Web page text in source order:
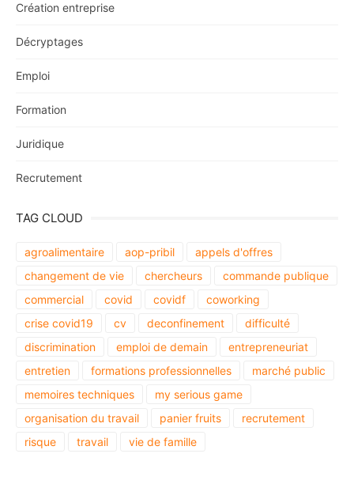
Création entreprise
Décryptages
Emploi
Formation
Juridique
Recrutement
TAG CLOUD
agroalimentaire aop-pribil
appels d'offres
changement de vie
chercheurs
commande publique
commercial
covid covidf
coworking
crise covid19
cv deconfinement
difficulté
discrimination
emploi de demain
entrepreneuriat
entretien
formations professionnelles
marché public
memoires techniques
my serious game
organisation du travail
panier fruits
recrutement
risque
travail vie de famille